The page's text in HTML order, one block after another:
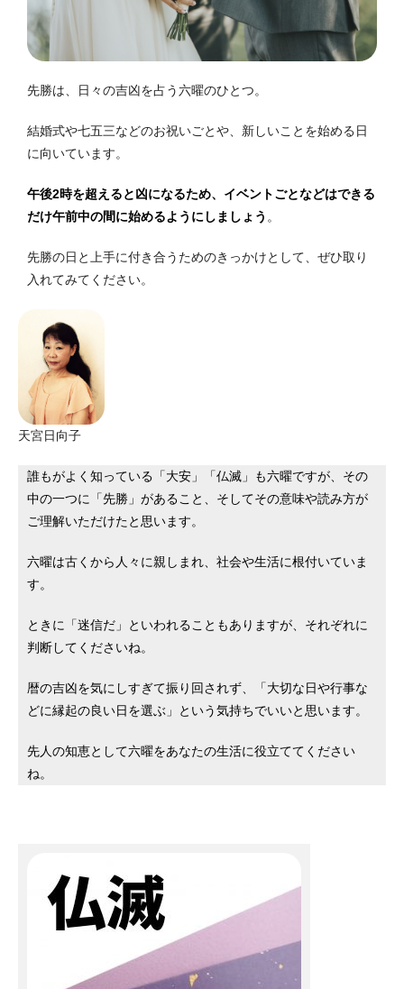
先勝は、日々の吉凶を占う六曜のひとつ。
結婚式や七五三などのお祝いごとや、新しいことを始める日
に向いています。
午後2時を超えると凶になるため、イベントごとなどはできる
だけ午前中の間に始めるようにしましょう 。
先勝の日と上手に付き合うためのきっかけとして、ぜひ取り
入れてみてください。
天宮日向子
誰もがよく知っている「大安」「仏滅」も六曜ですが、その
中の一つに「先勝」があること、そしてその意味や読み方が
ご理解いただけたと思います。
六曜は古くから人々に親しまれ、社会や生活に根付いていま
す。
ときに「迷信だ」といわれることもありますが、それぞれに
判断してくださいね。
暦の吉凶を気にしすぎて振り回されず、「大切な日や行事な
どに縁起の良い日を選ぶ」という気持ちでいいと思います。
先人の知恵として六曜をあなたの生活に役立ててください
ね。